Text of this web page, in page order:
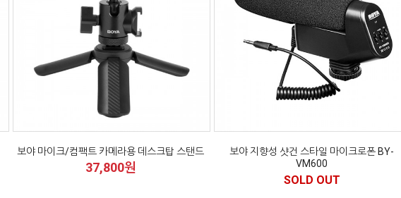
보야 마이크/컴팩트 카메라용 데스크탑 스탠드
37,800원
보야 지향성 샷건 스타일 마이크로폰 BY-
VM600
SOLD OUT